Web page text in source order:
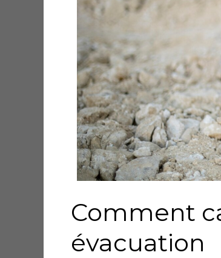
Comment
évacuation